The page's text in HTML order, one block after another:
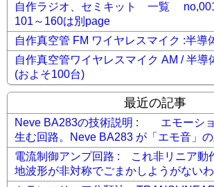
自作ラジオ、セミキット 一覧
101～160は別page
自作真空管 FM ワイヤレスマイク :
自作真空管ワイヤレスマイク AM /
(およそ100台)
最近の記事
Neve BA283の技術説明 : エモーショ
生む回路。Neve BA283 が「エモ音」
電流制御アンプ回路 : これ非リニア動
地波形が非対称でごまかしようがないわ